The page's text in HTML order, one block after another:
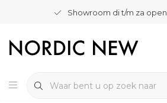
Showroom di t/m za open